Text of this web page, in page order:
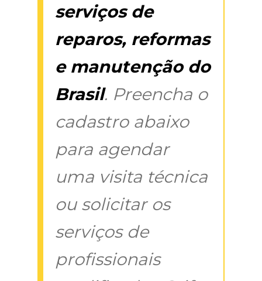
serviços de
reparos, reformas
e manutenção do
Brasil. Preencha o
cadastro abaixo
para agendar
uma visita técnica
ou solicitar os
serviços de
profissionais